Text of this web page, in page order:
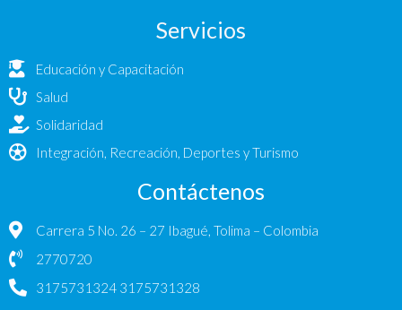
Servicios
Educación y Capacitación
Salud
Solidaridad
Integración, Recreación, Deportes y Turismo
Contáctenos
Carrera 5 No. 26 – 27 Ibagué, Tolima – Colombia
2770720
3175731324 3175731328